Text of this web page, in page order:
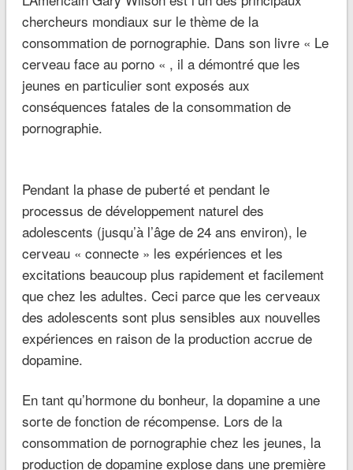
chercheurs mondiaux sur le thème de la
consommation de pornographie. Dans son livre « Le
cerveau face au porno « , il a démontré que les
jeunes en particulier sont exposés aux
conséquences fatales de la consommation de
pornographie.
Pendant la phase de puberté et pendant le
processus de développement naturel des
adolescents (jusqu’à l’âge de 24 ans environ), le
cerveau « connecte » les expériences et les
excitations beaucoup plus rapidement et facilement
que chez les adultes. Ceci parce que les cerveaux
des adolescents sont plus sensibles aux nouvelles
expériences en raison de la production accrue de
dopamine.
En tant qu’hormone du bonheur, la dopamine a une
sorte de fonction de récompense. Lors de la
consommation de pornographie chez les jeunes, la
production de dopamine explose dans une première